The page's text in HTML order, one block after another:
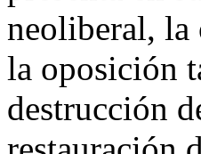
neoliberal, la
la oposición
destrucción